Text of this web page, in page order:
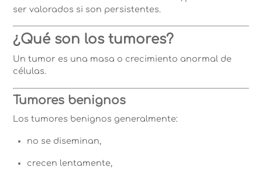
ser valorados si son persistentes.
¿Qué son los tumores?
Un tumor es una masa o crecimiento anormal de
células.
Tumores benignos
Los tumores benignos generalmente:
no se diseminan,
crecen lentamente,